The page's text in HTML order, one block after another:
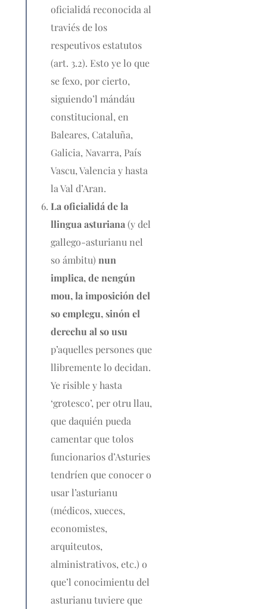
oficialidá reconocida al
traviés de los
respeutivos estatutos
(art. 3.2). Esto ye lo que
se fexo, por cierto,
siguiendo’l mándáu
constitucional, en
Baleares, Cataluña,
Galicia, Navarra, País
Vascu, Valencia y hasta
la Val d’Aran.
La oficialidá de la
llingua asturiana (y del
gallego-asturianu nel
so ámbitu) nun
implica, de nengún
mou, la imposición del
so emplegu, sinón el
derechu al so usu
p’aquelles persones que
llibremente lo decidan.
Ye risible y hasta
‘grotesco’, per otru llau,
que daquién pueda
camentar que tolos
funcionarios d’Asturies
tendríen que conocer o
usar l’asturianu
(médicos, xueces,
economistes,
arquiteutos,
alministrativos, etc.) o
que’l conocimientu del
asturianu tuviere que